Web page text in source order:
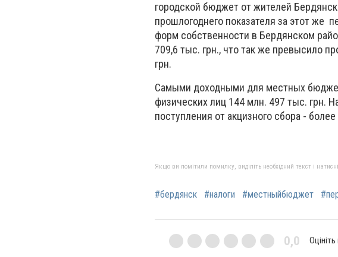
городской бюджет от жителей
прошлогоднего показателя за этот же
форм собственности в Бердянском
709,6 тыс. грн., что так же превысило
грн.
Самыми доходными для местных
физических лиц 144 млн. 497 тыс. грн.
поступления от акцизного сбора -
Якщо ви помітили помилку, виділіть необхідний текст і
#бердянск #налоги #местныйбюджет
0,0